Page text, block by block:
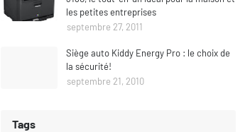
les petites entreprises
septembre 27, 2011
Siège auto Kiddy Energy Pro : le choix de
la sécurité!
septembre 21, 2010
Tags